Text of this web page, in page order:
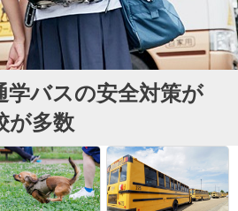
学バスの安全対策が
が多数